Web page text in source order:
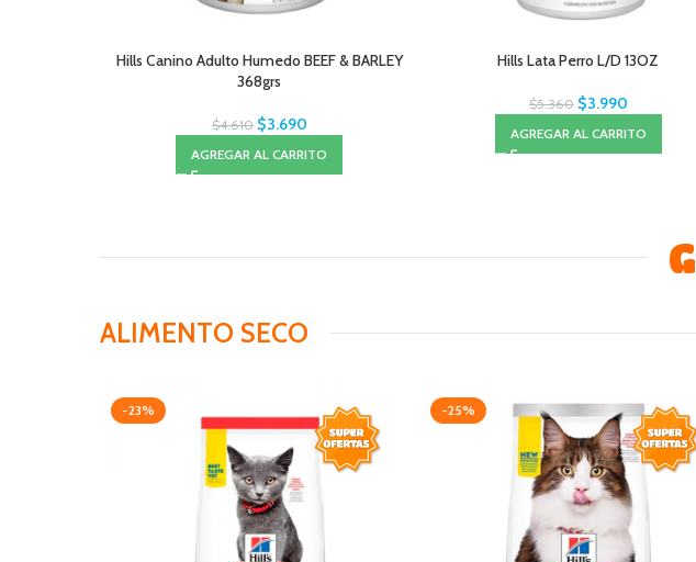
Hills Canino Adulto Humedo BEEF & BARLEY
368grs
$4.610 $3.690
AGREGAR AL CARRITO
Hills Lata Perro L/D 13OZ
$5.360 $3.990
AGREGAR AL CARRITO
ALIMENTO SECO
-23% -25%